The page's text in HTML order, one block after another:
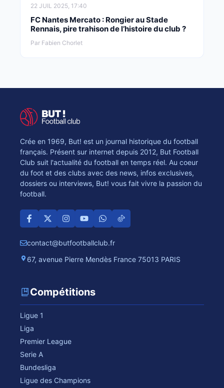
22 JUIL 2025, 17:40
FC Nantes Mercato : Rongier au Stade
Rennais, pire trahison de l’histoire du club ?
Par Fabien Chorlet
Crée en 1969, But! est un journal historique du football
français. Présent sur internet depuis 2012, But Football
Club suit l'actualité du football en temps réel. Au coeur
du foot et des clubs avec des news, infos exclusives,
dossiers ou interviews, But! vous fait vivre la passion du
football.
contact@butfootballclub.fr
67, avenue Pierre Mendès France 75013 PARIS
Compétitions
Ligue 1
Liga
Premier League
Serie A
Bundesliga
Ligue des Champions